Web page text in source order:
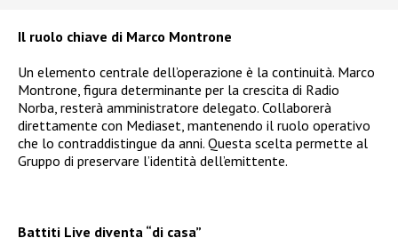
Il ruolo chiave di Marco Montrone
Un elemento centrale dell’operazione è la continuità. Marco
Montrone, figura determinante per la crescita di Radio
Norba, resterà amministratore delegato. Collaborerà
direttamente con Mediaset, mantenendo il ruolo operativo
che lo contraddistingue da anni. Questa scelta permette al
Gruppo di preservare l’identità dell’emittente.
Battiti Live diventa “di casa”